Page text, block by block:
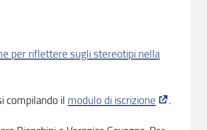
per riflettere sugli stereotipi nella
compilando il modulo di iscrizione .